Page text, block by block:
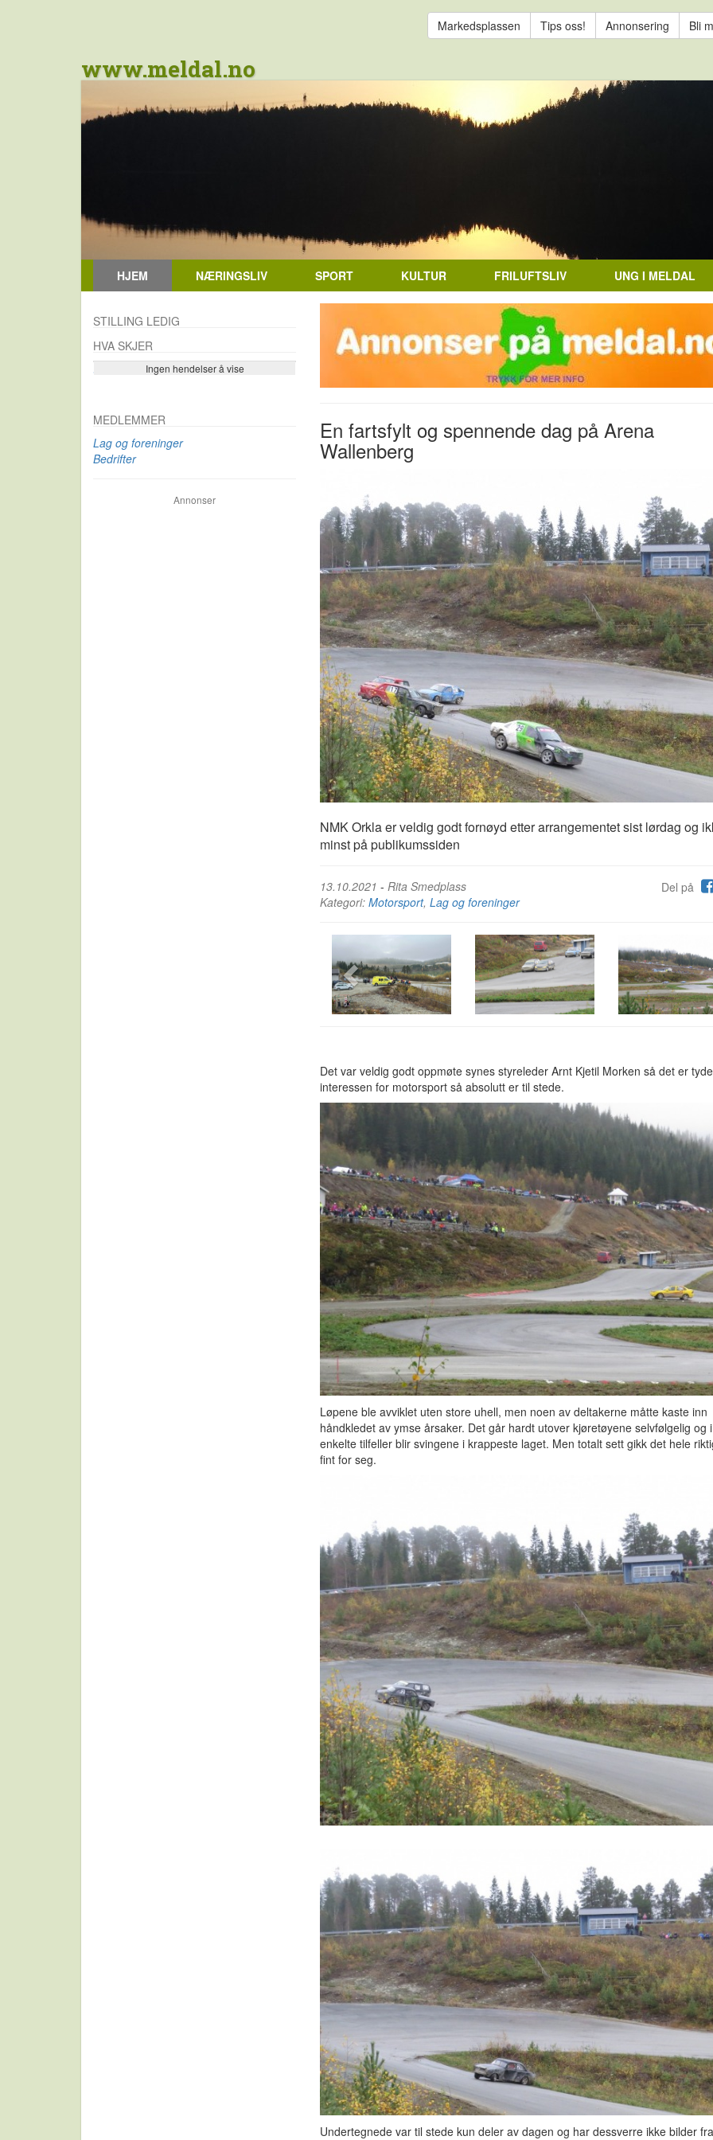
Markedsplassen Tips oss! Annonsering Bli
www.meldal.no
HJEM NÆRINGSLIV SPORT KULTUR FRILUFTSLIV UNG I MELDAL
En fartsfylt og spennende dag på Arena
Wallenberg
NMK Orkla er veldig godt fornøyd etter arrangementet sist lørdag og
minst på publikumssiden
Del på
13.10.2021 - Rita Smedplass
Kategori: Motorsport, Lag og foreninger
Det var veldig godt oppmøte synes styreleder Arnt Kjetil Morken så det er
interessen for motorsport så absolutt er til stede.
Løpene ble avviklet uten store uhell, men noen av deltakerne måtte kaste inn
håndkledet av ymse årsaker. Det går hardt utover kjøretøyene selvfølgelig og i
enkelte tilfeller blir svingene i krappeste laget. Men totalt sett gikk det hele
fint for seg.
Undertegnede var til stede kun deler av dagen og har dessverre ikke bilder
STILLING LEDIG
HVA SKJER
Ingen hendelser å vise
Se flere…
MEDLEMMER
Lag og foreninger
Bedrifter
Annonser